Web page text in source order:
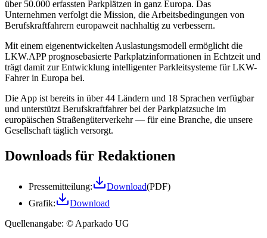
über 50.000 erfassten Parkplätzen in ganz Europa. Das
Unternehmen verfolgt die Mission, die Arbeitsbedingungen von
Berufskraftfahrern europaweit nachhaltig zu verbessern.
Mit einem eigenentwickelten Auslastungsmodell ermöglicht die
LKW.APP prognosebasierte Parkplatzinformationen in Echtzeit und
trägt damit zur Entwicklung intelligenter Parkleitsysteme für LKW-
Fahrer in Europa bei.
Die App ist bereits in über 44 Ländern und 18 Sprachen verfügbar
und unterstützt Berufskraftfahrer bei der Parkplatzsuche im
europäischen Straßengüterverkehr — für eine Branche, die unsere
Gesellschaft täglich versorgt.
Downloads für Redaktionen
Pressemitteilung: Download(PDF)
Grafik:
Download
Quellenangabe: © Aparkado UG